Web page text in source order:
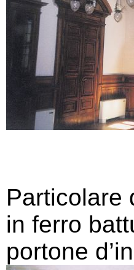
Particolare
in ferro
portone